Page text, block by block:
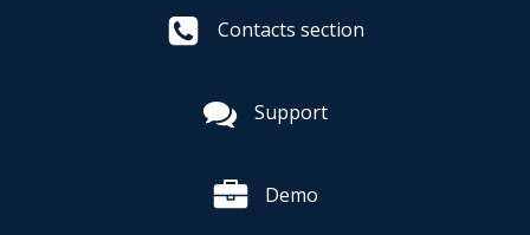
Contacts section
Support
Demo